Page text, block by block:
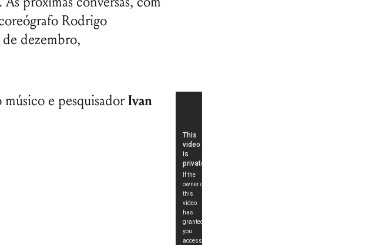
Rodrigo
dezembro,
músico e pesquisadorIvan